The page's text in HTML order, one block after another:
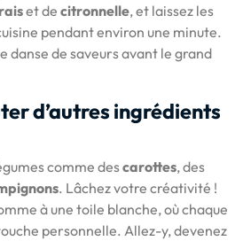
et de citronnelle, et laissez les
pendant environ une minute.
danse de saveurs avant le grand
d’autres ingrédients
comme descarottes, des
. Lâchez votre créativité !
à une toile blanche, où chaque
personnelle. Allez-y, devenez